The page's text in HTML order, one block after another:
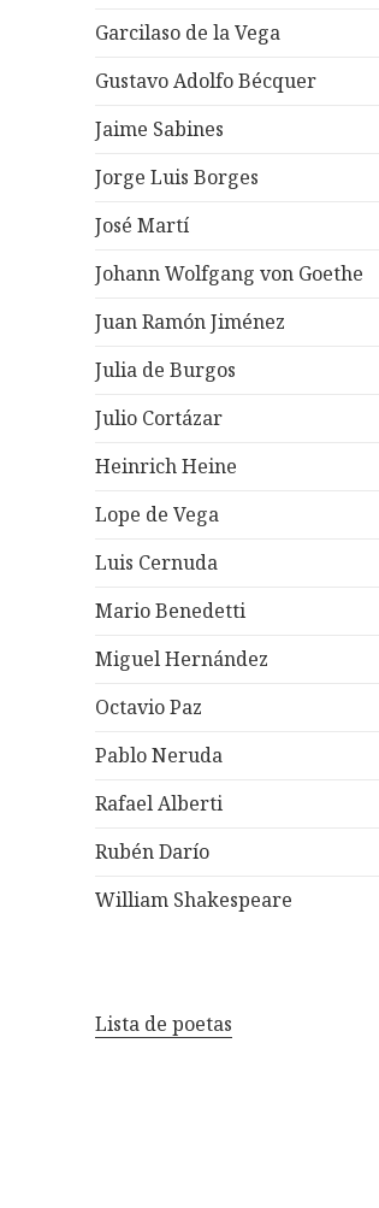
Garcilaso de la Vega
Gustavo Adolfo Bécquer
Jaime Sabines
Jorge Luis Borges
José Martí
Johann Wolfgang von Goethe
Juan Ramón Jiménez
Julia de Burgos
Julio Cortázar
Heinrich Heine
Lope de Vega
Luis Cernuda
Mario Benedetti
Miguel Hernández
Octavio Paz
Pablo Neruda
Rafael Alberti
Rubén Darío
William Shakespeare
Lista de poetas